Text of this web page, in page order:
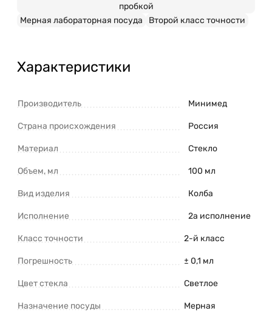
пробкой
Мерная лабораторная посуда
Второй класс точности
Характеристики
Производитель Минимед
Страна происхождения Россия
Материал Стекло
Объем, мл 100 мл
Вид изделия Колба
Исполнение 2а исполнение
Класс точности 2-й класс
Погрешность ± 0,1 мл
Цвет стекла Светлое
Назначение посуды Мерная